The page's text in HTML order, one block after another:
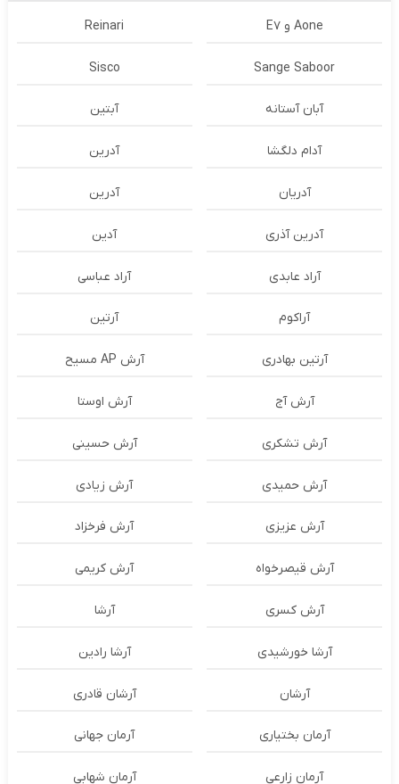
Aone و E7 Reinari
Sange Saboor
Sisco
آبان آستانه آبتین
آدام دلگشا آدرين
آدریان آدرین
آدرین آذری آدین
آراد عابدی آراد عباسی
آراکوم آرتین
آرتین بهادری آرش AP مسیح
آرش آج آرش اوستا
آرش تشکری آرش حسینی
آرش حمیدی آرش زیادی
آرش عزیزی آرش فرخزاد
آرش قیصرخواه آرش کریمی
آرش کسری آرشا
آرشا خورشیدی آرشا رادین
آرشان آرشان قادری
آرمان بختیاری آرمان جهانی
آرمان زارعی آرمان شهابی